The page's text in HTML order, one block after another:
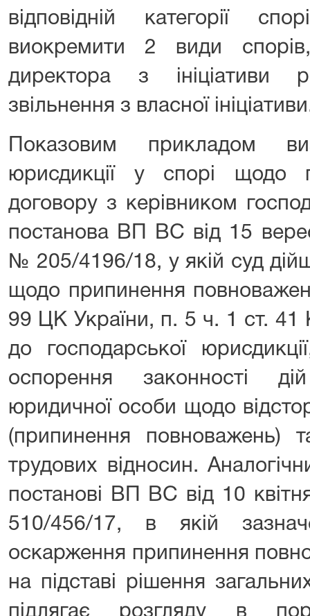
відповідній категорії
виокремити 2 види
директора з ініціативи
звільнення з власної
Показовим прикладом
юрисдикції у спорі щодо
договору з керівником
постанова ВП ВС від 15
№ 205/4196/18, у якій суд
щодо припинення
99 ЦК України, п. 5 ч. 1 ст. 41
до господарської
оспорення законності
юридичної особи щодо
(припинення повноважень)
трудових відносин.
постанові ВП ВС від 10
510/456/17, в якій
оскарження припинення
на підставі рішення
підлягає розгляду в